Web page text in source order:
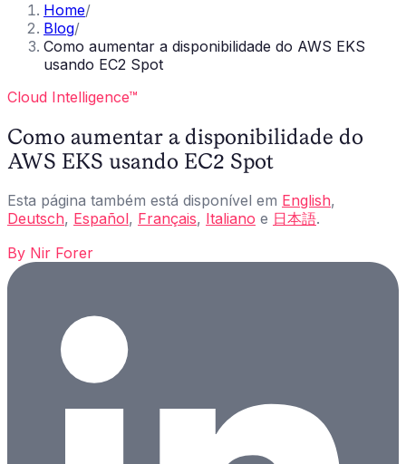
Home/
Blog/
Como aumentar a disponibilidade do AWS EKS
usando EC2 Spot
Cloud Intelligence™
Como aumentar a disponibilidade do
AWS EKS usando EC2 Spot
Esta página também está disponível em English,
Deutsch, Español, Français, Italiano e 日本語.
By Nir Forer